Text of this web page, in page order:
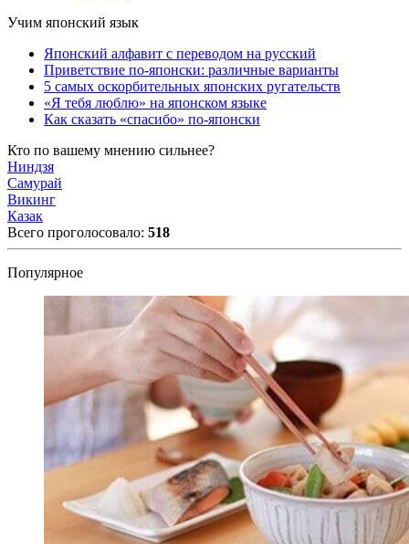
Учим японский язык
Японский алфавит с переводом на русский
Приветствие по-японски: различные варианты
5 самых оскорбительных японских ругательств
«Я тебя люблю» на японском языке
Как сказать «спасибо» по-японски
Кто по вашему мнению сильнее?
Ниндзя
Самурай
Викинг
Казак
Всего проголосовало: 518
Популярное